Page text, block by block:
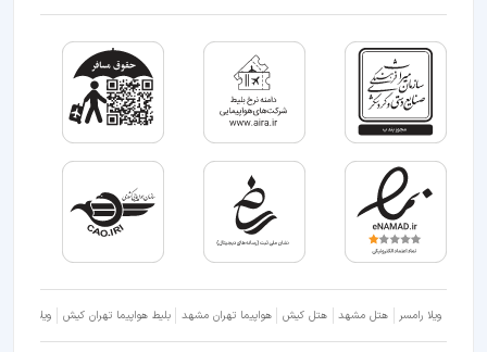
ویلا رامسر هتل مشهد هتل کیش هواپیما تهران مشهد بلیط هواپیما تهران کیش ویلا شمال